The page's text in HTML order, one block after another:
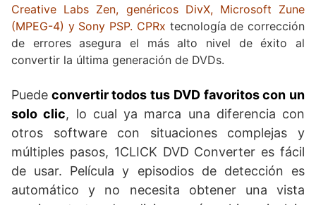
Creative Labs Zen, genéricos DivX, Microsoft Zune
(MPEG-4) y Sony PSP. CPRx tecnología de corrección
de errores asegura el más alto nivel de éxito al
convertir la última generación de DVDs.
Puede convertir todos tus DVD favoritos con un
solo clic, lo cual ya marca una diferencia con
otros software con situaciones complejas y
múltiples pasos, 1CLICK DVD Converter es fácil
de usar. Película y episodios de detección es
automático y no necesita obtener una vista